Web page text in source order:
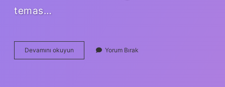
temas…
Devamını okuyun
Mantarı
Yorum Bırak